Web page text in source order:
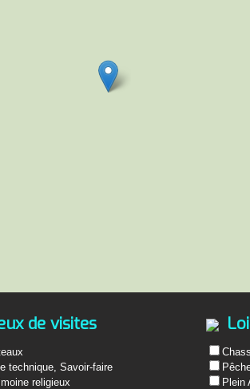
de visites
technique, Savoir-faire
religieux
Plein